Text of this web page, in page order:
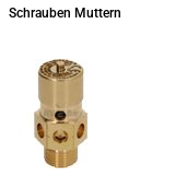
Schrauben Muttern